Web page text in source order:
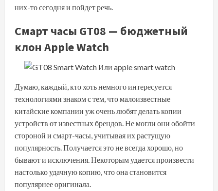
них-то сегодня и пойдет речь.
Смарт часы GT08 — бюджетный
клон Apple Watch
Думаю, каждый, кто хоть немного интересуется
технологиями знаком с тем, что малоизвестные
китайские компании уж очень любят делать копии
устройств от известных брендов. Не могли они обойти
стороной и смарт-часы, учитывая их растущую
популярность. Получается это не всегда хорошо, но
бывают и исключения. Некоторым удается произвести
настолько удачную копию, что она становится
популярнее оригинала.